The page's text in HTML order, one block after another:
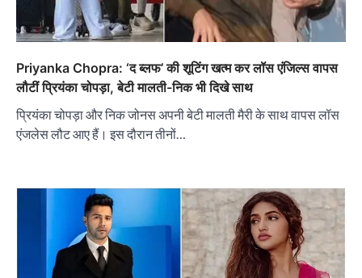
Priyanka Chopra: ‘द ब्लफ’ की शूटिंग खत्म कर लॉस एंजिल्स वापस
लौटीं प्रियंका चोपड़ा, बेटी मालती-निक भी दिखे साथ
प्रियंका चोपड़ा और निक जोनस अपनी बेटी मालती मैरी के साथ वापस लॉस
एंजलेस लौट आए हैं। इस दौरान तीनों…